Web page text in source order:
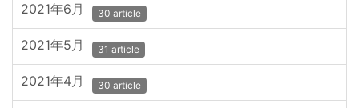
2021年6月 30 article
2021年5月 31 article
2021年4月 30 article